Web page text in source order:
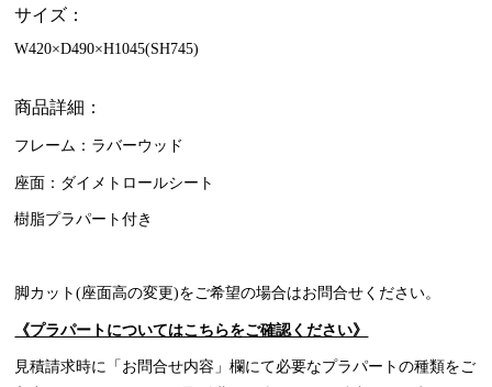
サイズ：
W420×D490×H1045(SH745)
商品詳細：
フレーム：ラバーウッド
座面：ダイメトロールシート
樹脂プラパート付き
脚カット(座面高の変更)をご希望の場合はお問合せください。
《プラパートについてはこちらをご確認ください》
見積請求時に「お問合せ内容」欄にて必要なプラパートの種類をご